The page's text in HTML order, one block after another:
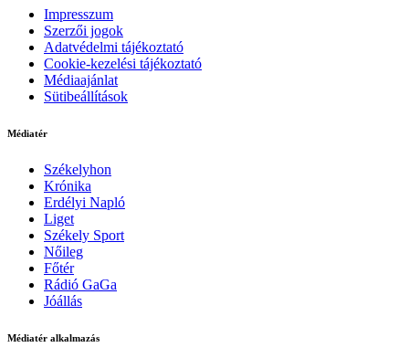
Impresszum
Szerzői jogok
Adatvédelmi tájékoztató
Cookie-kezelési tájékoztató
Médiaajánlat
Sütibeállítások
Médiatér
Székelyhon
Krónika
Erdélyi Napló
Liget
Székely Sport
Nőileg
Főtér
Rádió GaGa
Jóállás
Médiatér alkalmazás